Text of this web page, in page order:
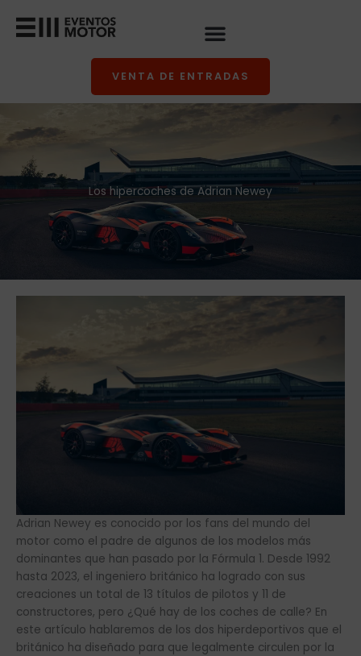
VENTA DE ENTRADAS
Los hipercoches de Adrian Newey
Adrian Newey es conocido por los fans del mundo del
motor como el padre de algunos de los modelos más
dominantes que han pasado por la Fórmula 1. Desde 1992
hasta 2023, el ingeniero británico ha logrado con sus
creaciones un total de 13 títulos de pilotos y 11 de
constructores, pero ¿Qué hay de los coches de calle? En
este artículo hablaremos de los dos hiperdeportivos que el
británico ha diseñado para que legalmente circulen por la